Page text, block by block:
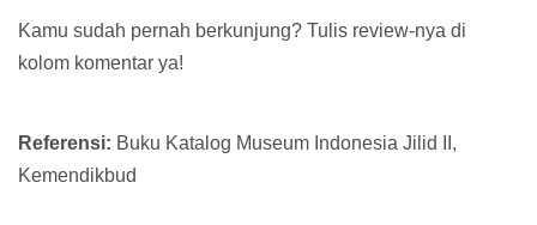
Kamu sudah pernah berkunjung? Tulis review-nya di
kolom komentar ya!
Referensi: Buku Katalog Museum Indonesia Jilid II,
Kemendikbud